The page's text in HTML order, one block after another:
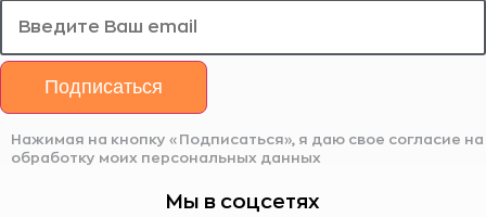
Подписаться
Нажимая на кнопку «Подписаться», я даю свое согласие на
обработку моих персональных данных
Мы в соцсетях